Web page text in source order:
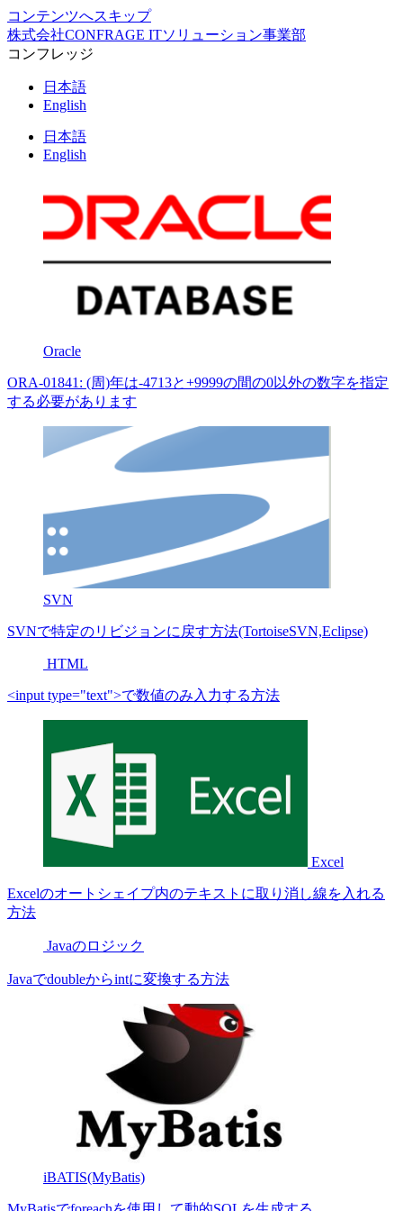
コンテンツへスキップ
株式会社CONFRAGE ITソリューション事業部
コンフレッジ
日本語
English
日本語
English
Oracle
ORA-01841: (周)年は-4713と+9999の間の0以外の数字を指定
する必要があります
SVN
SVNで特定のリビジョンに戻す方法(TortoiseSVN,Eclipse)
HTML
<input type="text">で数値のみ入力する方法
Excel
Excelのオートシェイプ内のテキストに取り消し線を入れる
方法
Javaのロジック
Javaでdoubleからintに変換する方法
iBATIS(MyBatis)